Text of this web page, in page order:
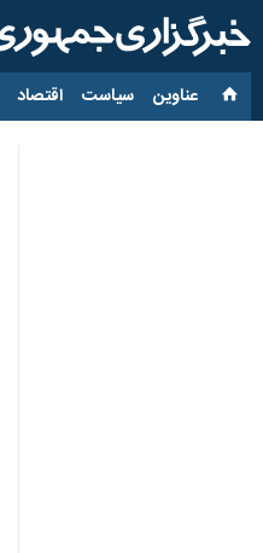
عناوین‌ سیاست اقتصاد